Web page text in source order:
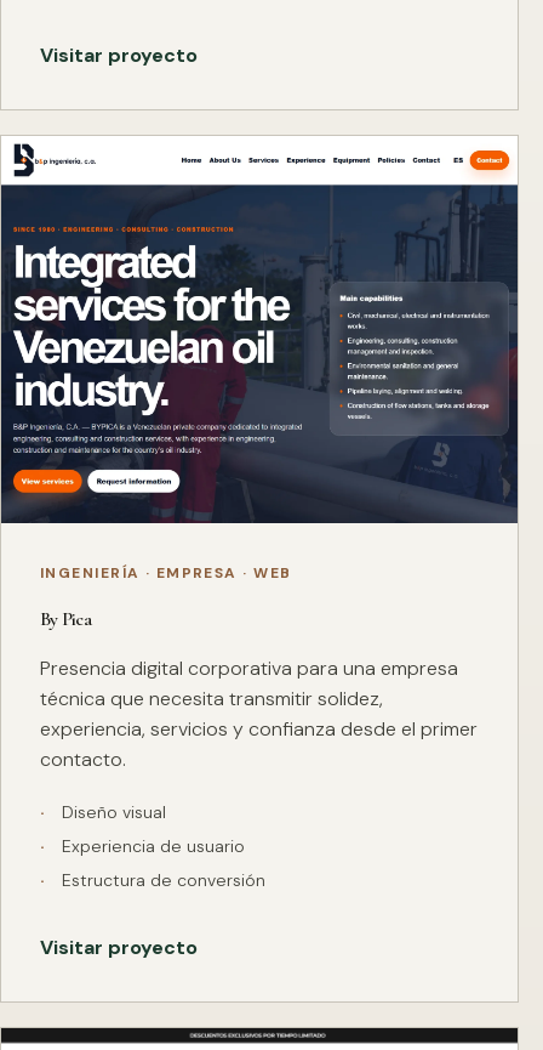
Visitar proyecto
INGENIERÍA · EMPRESA · WEB
By Pica
Presencia digital corporativa para una empresa
técnica que necesita transmitir solidez,
experiencia, servicios y confianza desde el primer
contacto.
Diseño visual
Experiencia de usuario
Estructura de conversión
Visitar proyecto